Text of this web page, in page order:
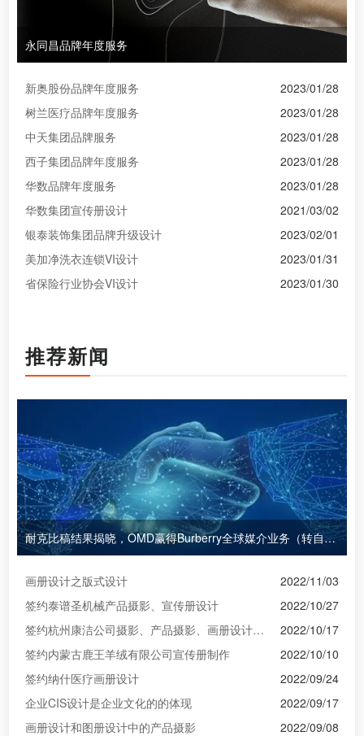
永同昌品牌年度服务
2023/01/28
新奥股份品牌年度服务
2023/01/28
树兰医疗品牌年度服务
2023/01/28
中天集团品牌服务
2023/01/28
西子集团品牌年度服务
2023/01/28
华数品牌年度服务
2021/03/02
华数集团宣传册设计
2023/02/01
银泰装饰集团品牌升级设计
2023/01/31
美加净洗衣连锁VI设计
2023/01/30
省保险行业协会VI设计
推荐新闻
耐克比稿结果揭晓，OMD赢得Burberry全球媒介业务（转自广告狂人日报）
2022/11/03
画册设计之版式设计
2022/10/27
签约泰谱圣机械产品摄影、宣传册设计
2022/10/17
签约杭州康洁公司摄影、产品摄影、画册设计制作
2022/10/10
签约内蒙古鹿王羊绒有限公司宣传册制作
2022/09/24
签约纳什医疗画册设计
2022/09/17
企业CIS设计是企业文化的的体现
2022/09/08
画册设计和图册设计中的产品摄影